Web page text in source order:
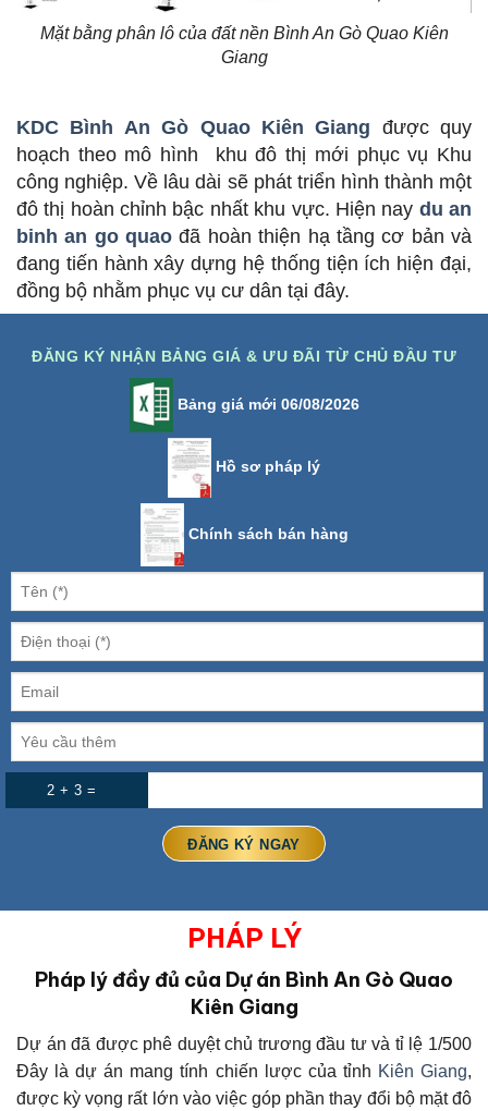
Mặt bằng phân lô của đất nền Bình An Gò Quao Kiên
Giang
KDC Bình An Gò Quao Kiên Giang được quy
hoạch theo mô hình khu đô thị mới phục vụ Khu
công nghiệp. Về lâu dài sẽ phát triển hình thành một
đô thị hoàn chỉnh bậc nhất khu vực. Hiện nay du an
binh an go quao đã hoàn thiện hạ tầng cơ bản và
đang tiến hành xây dựng hệ thống tiện ích hiện đại,
đồng bộ nhằm phục vụ cư dân tại đây.
ĐĂNG KÝ NHẬN BẢNG GIÁ & ƯU ĐÃI TỪ CHỦ ĐẦU TƯ
Bảng giá mới 06/08/2026
Hồ sơ pháp lý
Chính sách bán hàng
2 + 3 =
PHÁP LÝ
Pháp lý đầy đủ của Dự án Bình An Gò Quao
Kiên Giang
Dự án đã được phê duyệt chủ trương đầu tư và tỉ lệ 1/500
Đây là dự án mang tính chiến lược của tỉnh Kiên Giang,
được kỳ vọng rất lớn vào việc góp phần thay đổi bộ mặt đô